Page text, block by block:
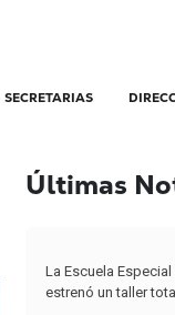
SECRETARIAS
Últimas
La Escuela Especial
Comenzó la